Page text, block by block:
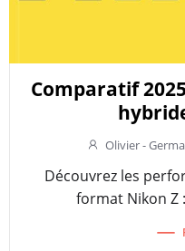
Comparatif
Olivier -
Découvrez les
format Nikon Z